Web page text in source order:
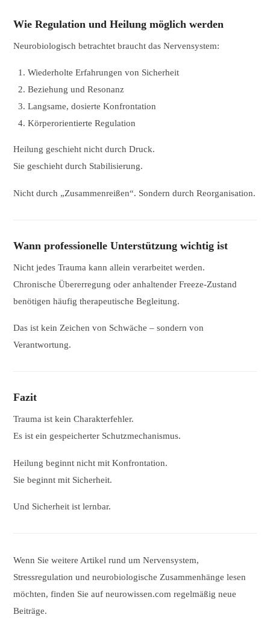
Wie Regulation und Heilung möglich werden
Neurobiologisch betrachtet braucht das Nervensystem:
Wiederholte Erfahrungen von Sicherheit
Beziehung und Resonanz
Langsame, dosierte Konfrontation
Körperorientierte Regulation
Heilung geschieht nicht durch Druck.
Sie geschieht durch Stabilisierung.
Nicht durch „Zusammenreißen“. Sondern durch Reorganisation.
Wann professionelle Unterstützung wichtig ist
Nicht jedes Trauma kann allein verarbeitet werden.
Chronische Übererregung oder anhaltender Freeze-Zustand
benötigen häufig therapeutische Begleitung.
Das ist kein Zeichen von Schwäche – sondern von
Verantwortung.
Fazit
Trauma ist kein Charakterfehler.
Es ist ein gespeicherter Schutzmechanismus.
Heilung beginnt nicht mit Konfrontation.
Sie beginnt mit Sicherheit.
Und Sicherheit ist lernbar.
Wenn Sie weitere Artikel rund um Nervensystem,
Stressregulation und neurobiologische Zusammenhänge lesen
möchten, finden Sie auf neurowissen.com regelmäßig neue
Beiträge.